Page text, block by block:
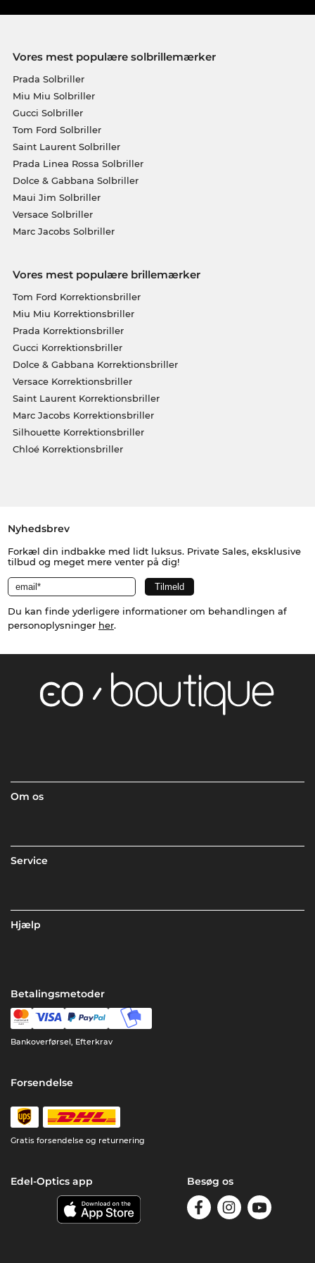
Vores mest populære solbrillemærker
Prada Solbriller
Miu Miu Solbriller
Gucci Solbriller
Tom Ford Solbriller
Saint Laurent Solbriller
Prada Linea Rossa Solbriller
Dolce & Gabbana Solbriller
Maui Jim Solbriller
Versace Solbriller
Marc Jacobs Solbriller
Vores mest populære brillemærker
Tom Ford Korrektionsbriller
Miu Miu Korrektionsbriller
Prada Korrektionsbriller
Gucci Korrektionsbriller
Dolce & Gabbana Korrektionsbriller
Versace Korrektionsbriller
Saint Laurent Korrektionsbriller
Marc Jacobs Korrektionsbriller
Silhouette Korrektionsbriller
Chloé Korrektionsbriller
Nyhedsbrev
Forkæl din indbakke med lidt luksus. Private Sales, eksklusive
tilbud og meget mere venter på dig!
Du kan finde yderligere informationer om behandlingen af
personoplysninger her.
Om os
Service
Hjælp
Betalingsmetoder
Bankoverførsel, Efterkrav
Forsendelse
Gratis forsendelse og returnering
Edel-Optics app Besøg os